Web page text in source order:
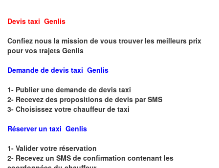
Devis taxi Genlis
Confiez nous la mission de vous trouver les meilleurs prix
pour vos trajets Genlis
Demande de devis taxi Genlis
1- Publier une demande de devis taxi
2- Recevez des propositions de devis par SMS
3- Choisissez votre chauffeur de taxi
Réserver un taxi Genlis
1- Valider votre réservation
2- Recevez un SMS de confirmation contenant les